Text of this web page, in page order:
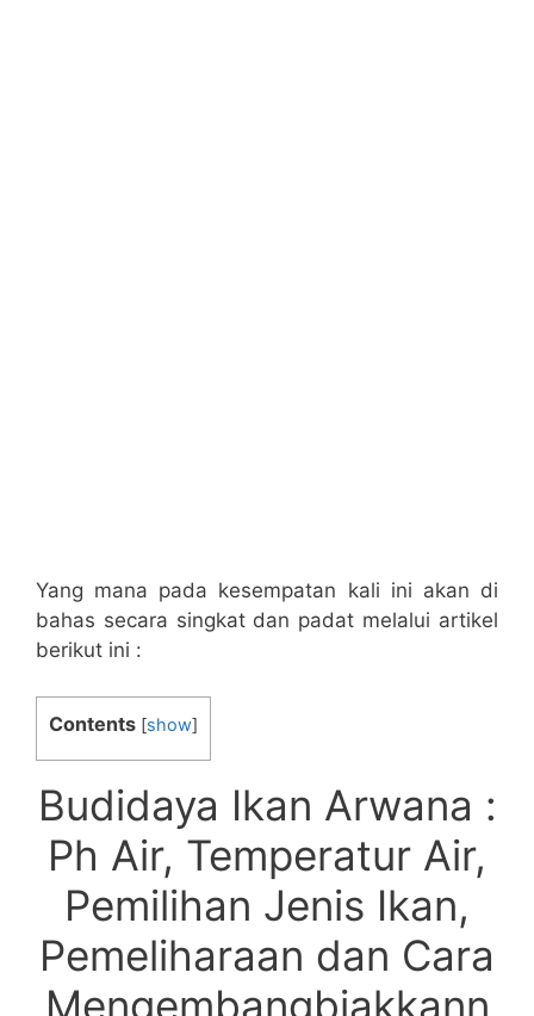
Yang mana pada kesempatan kali ini akan di
bahas secara singkat dan padat melalui artikel
berikut ini :
Contents [show]
Budidaya Ikan Arwana :
Ph Air, Temperatur Air,
Pemilihan Jenis Ikan,
Pemeliharaan dan Cara
Mengembangbiakkann